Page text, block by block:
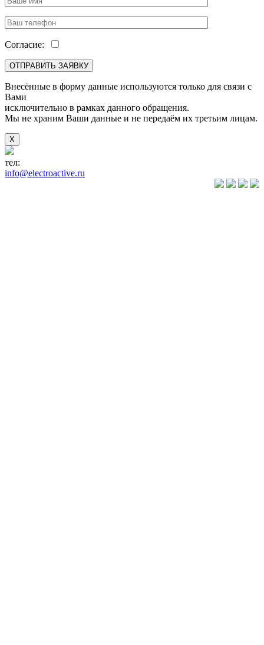
Согласие:
Внесённые в форму данные используются только для связи с
Вами
исключительно в рамках данного обращения.
Мы не храним Ваши данные и не передаём их третьим лицам.
X
тел:
info@electroactive.ru